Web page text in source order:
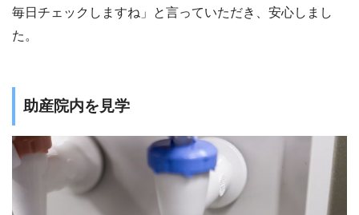
毎日チェックしますね」と言っていただき、安心しまし
た。
助産院内を見学